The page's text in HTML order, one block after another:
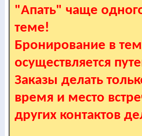
"Апать" чаще
теме!
Бронирование в
осуществляется
Заказы делать
время и место
других контактов